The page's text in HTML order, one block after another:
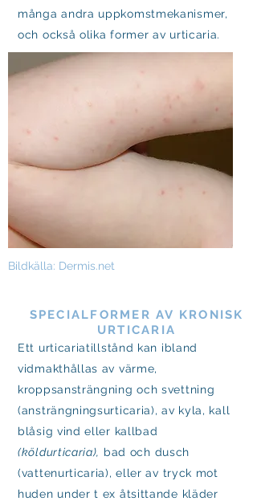
många andra uppkomstmekanismer,
och också olika former av urticaria.
Bildkälla: Dermis.net
SPECIALFORMER AV KRONISK
URTICARIA
Ett urticariatillstånd kan ibland
vidmakthållas av värme,
kroppsansträngning och svettning
(ansträngningsurticaria), av kyla, kall
blåsig vind eller kallbad
(köldurticaria), bad och dusch
(vattenurticaria), eller av tryck mot
huden under t ex åtsittande kläder